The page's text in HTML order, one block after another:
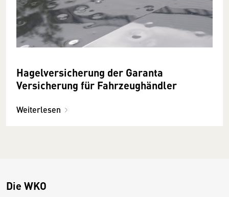
Hagelversicherung der Garanta
Versicherung für Fahrzeughändler
Weiterlesen
Die WKO